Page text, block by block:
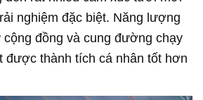
nghiệm đặc biệt. Năng lượng
đồng và cung đường chạy
được thành tích cá nhân tốt hơn